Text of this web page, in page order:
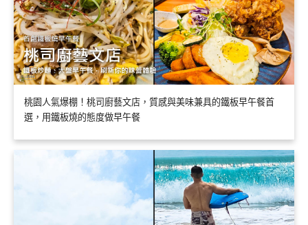
桃園人氣爆棚！桃司廚藝文店，質感與美味兼具的鐵板早午餐首
選，用鐵板燒的態度做早午餐